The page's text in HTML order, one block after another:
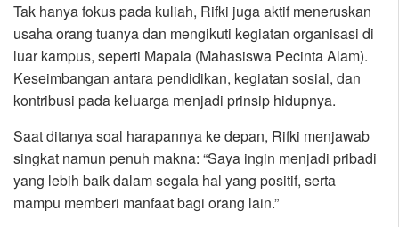
Tak hanya fokus pada kuliah, Rifki juga aktif meneruskan
usaha orang tuanya dan mengikuti kegiatan organisasi di
luar kampus, seperti Mapala (Mahasiswa Pecinta Alam).
Keseimbangan antara pendidikan, kegiatan sosial, dan
kontribusi pada keluarga menjadi prinsip hidupnya.
Saat ditanya soal harapannya ke depan, Rifki menjawab
singkat namun penuh makna: “Saya ingin menjadi pribadi
yang lebih baik dalam segala hal yang positif, serta
mampu memberi manfaat bagi orang lain.”